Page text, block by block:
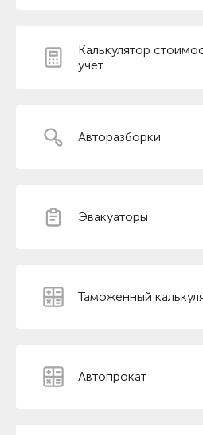
Калькулятор
учет
Авторазборки
Эвакуаторы
Таможенный
Автопрокат